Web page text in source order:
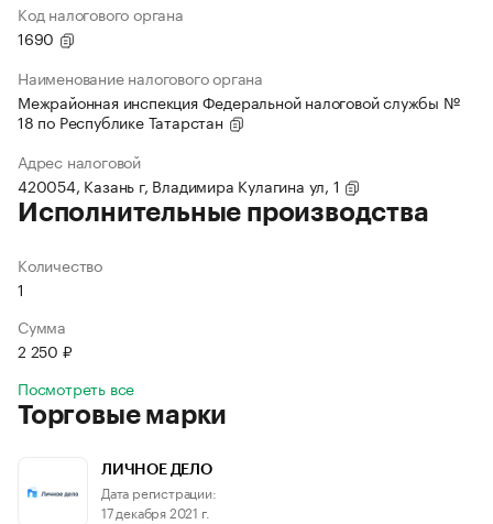
Код налогового органа
1690
Наименование налогового органа
Межрайонная инспекция Федеральной налоговой службы №
18 по Республике Татарстан
Адрес налоговой
420054, Казань г, Владимира Кулагина ул, 1
Исполнительные производства
Количество
1
Сумма
2 250 ₽
Посмотреть все
Торговые марки
ЛИЧНОЕ ДЕЛО
Дата регистрации:
17 декабря 2021 г.